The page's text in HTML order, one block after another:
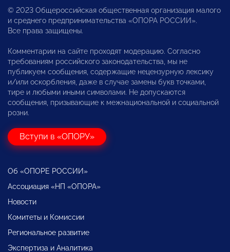
© 2023 Общероссийская общественная организация малого
и среднего предпринимательства «ОПОРА РОССИИ».
Все права защищены.
Комментарии на сайте проходят модерацию. Согласно
требованиям российского законодательства, мы не
публикуем сообщения, содержащие нецензурную лексику
и/или оскорбления, даже в случае замены букв точками,
тире и любыми иными символами. Не допускаются
сообщения, призывающие к межнациональной и социальной
розни.
Вступи в «ОПОРУ»
Об «ОПОРЕ РОССИИ»
Ассоциация «НП «ОПОРА»
Новости
Комитеты и Комиссии
Региональное развитие
Экспертиза и Аналитика